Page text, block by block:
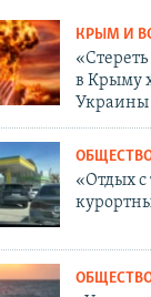
КРЫМ И
в Крыму
Украины
«Отдых